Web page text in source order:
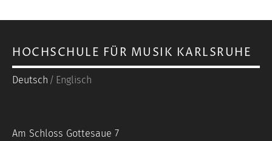
HOCHSCHULE FÜR MUSIK KARLSRUHE
Deutsch Englisch
Am Schloss Gottesaue 7